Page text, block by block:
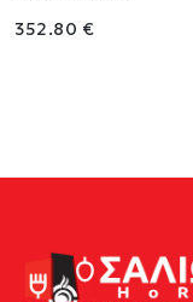
352.80 €